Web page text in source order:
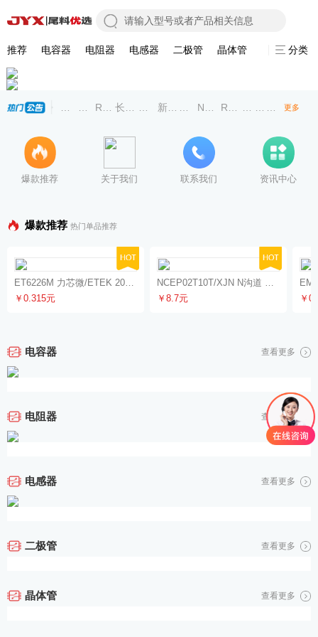
推荐 电容器 电阻器 电感器 二极管 晶体管 集成电路
分类
风华高科RS-03K7152FT厚膜贴片电阻规格参数/现货特价
中科芯CKS32F030R8T6 高性能32位MCU中文资料/
RC0402FR-07510RL国巨贴片电阻0402-1%-
长晶科技2SD1664通用型NPN三极管SOT89-
特价CBW321609U101T_FH(风华高科)
新洁能 NCEP02T10T TO-247 N沟
风华高科RS-05K3303FT贴片
NCE65TF099_新洁能（
RS-03K151JT贴片
特价二极管：
新洁能荣获
风华高科
更多
爆款推荐 关于我们 联系我们 资讯中心
爆款推荐 热门单品推荐
ET6226M 力芯微/ETEK 2022批次 LED显示驱动
￥0.315元
￥8.7元
￥
电容器 查看更多
电阻器 查看更多
电感器 查看更多
二极管 查看更多
晶体管 查看更多